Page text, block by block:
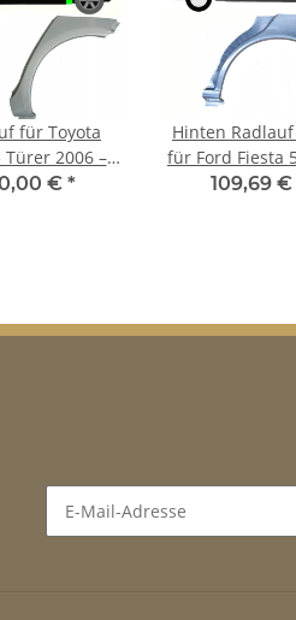
für Toyota
Türer 2006 –
hinten links
€ *
Hinten
für Ford Fiesta
1989 - 1997
109,69 €